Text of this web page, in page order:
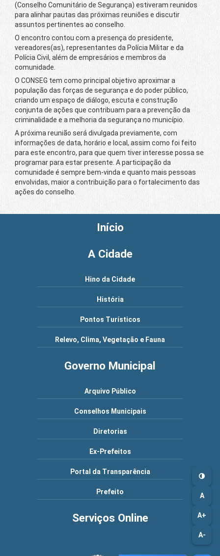
A
A+
A-
(Conselho Comunitário de Segurança) estiveram reunidos
para alinhar pautas das próximas reuniões e discutir
assuntos pertinentes ao conselho.
O encontro contou com a presença do presidente,
vereadores(as), representantes da Polícia Militar e da
Polícia Civil, além de empresários e membros da
comunidade.
O CONSEG tem como principal objetivo aproximar a
população das forças de segurança e do poder público,
criando um espaço de diálogo, escuta e construção
conjunta de ações que contribuam para a prevenção da
criminalidade e a melhoria da segurança no município.
A próxima reunião será divulgada previamente, com
informações de data, horário e local, assim como foi feito
para este encontro, para que quem tiver interesse possa se
programar para estar presente. A participação da
comunidade é sempre bem-vinda e quanto mais pessoas
envolvidas, maior a contribuição para o fortalecimento das
ações do conselho.
Início
A Cidade
Hino da Cidade
História
Pontos Turísticos
Relevo, Clima, Vegetação e Fauna
Governo Municipal
Arquivo Público
Conselhos Municipais
Diretorias
Ex-Prefeitos
Portal da Transparência
Prefeito
Serviços Online